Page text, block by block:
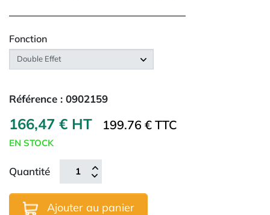
Fonction
Référence : 0902159
166,47 € HT 199.76 € TTC
EN STOCK
Quantité
Ajouter au panier